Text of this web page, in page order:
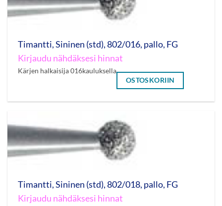
Timantti, Sininen (std), 802/016, pallo, FG
Kirjaudu nähdäksesi hinnat
Kärjen halkaisija 016kauluksella
OSTOSKORIIN
Timantti, Sininen (std), 802/018, pallo, FG
Kirjaudu nähdäksesi hinnat